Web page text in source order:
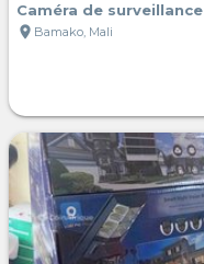
Caméra de surveillance
location_on Bamako, Mali